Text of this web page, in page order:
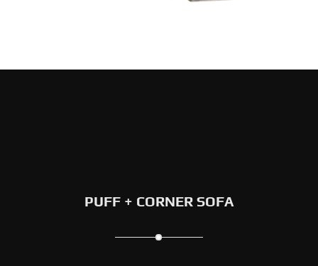
PUFF + CORNER SOFA